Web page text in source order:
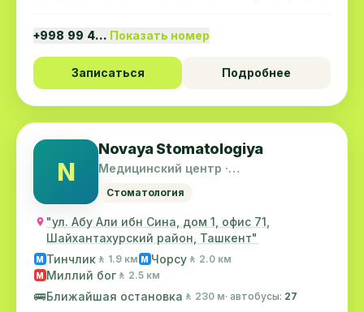
+998 99 4… Показать номер
Записаться Подробнее
N
Novaya Stomatologiya
Медицинский центр ·
Стоматология
"ул. Абу Али ибн Сина, дом 1, офис 71,
Шайхантахурский район, Ташкент"
M Тинчлик 🚶 1.9 км M Чорсу 🚶 2.0 км
M Миллий бог 🚶 2.5 км
🚌Ближайшая остановка 🚶 230 м· автобусы: 27